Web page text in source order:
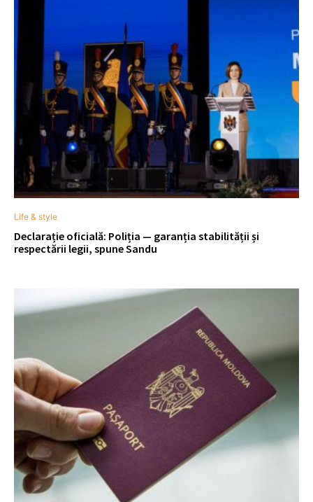
Life & style
Declarație oficială: Poliția — garanția stabilității și
respectării legii, spune Sandu